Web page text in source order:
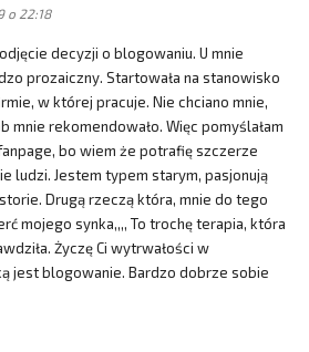
o 22:18
decyzji o blogowaniu. U mnie
prozaiczny. Startowała na stanowisko
w której pracuje. Nie chciano mnie,
mnie rekomendowało. Więc pomyślałam
bo wiem że potrafię szczerze
ludzi. Jestem typem starym, pasjonują
Drugą rzeczą która, mnie do tego
mojego synka,,,, To trochę terapia, która
Życzę Ci wytrwałości w
jest blogowanie. Bardzo dobrze sobie